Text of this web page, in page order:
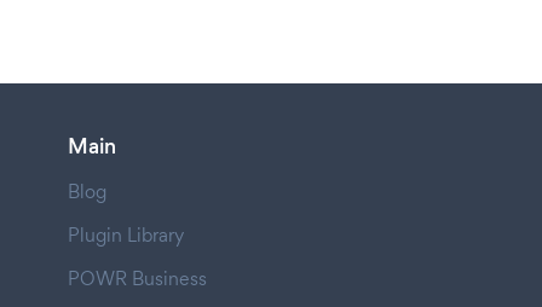
Main
Blog
Plugin Library
POWR Business